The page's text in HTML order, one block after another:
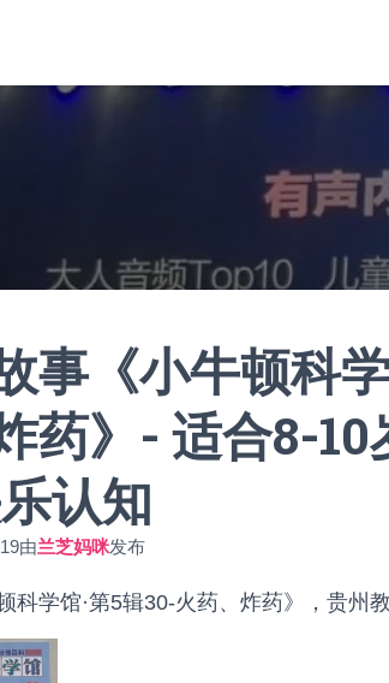
事《小牛顿科
药》- 适合8-
认知
由兰芝妈咪发布
科学馆·第5辑30-火药、炸药》，贵州